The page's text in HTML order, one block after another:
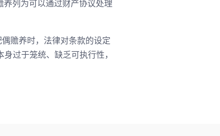
列为可以通过财产协议处理
赡养时，法律对条款的设定
过于笼统、缺乏可执行性，